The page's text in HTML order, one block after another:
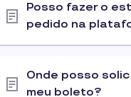
Posso fazer o
pedido na
Onde posso
meu boleto?